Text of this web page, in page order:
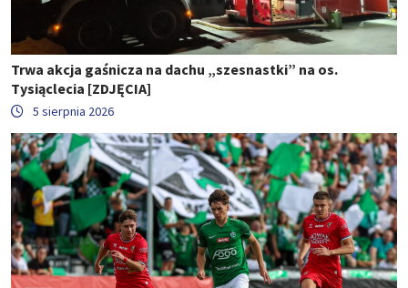
Trwa akcja gaśnicza na dachu „szesnastki” na os.
Tysiąclecia [ZDJĘCIA]
5 sierpnia 2026